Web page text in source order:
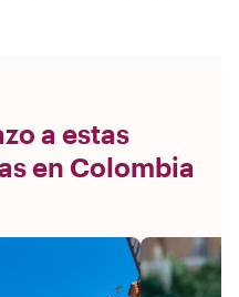
a estas
en Colombia